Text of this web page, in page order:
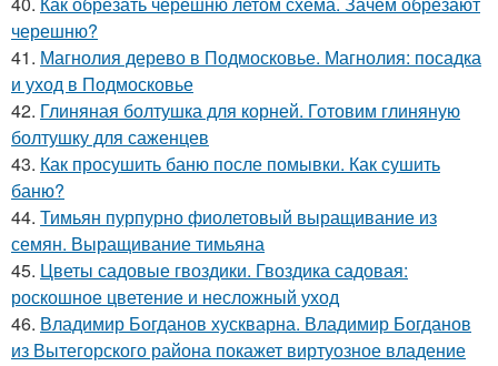
черешню?
41. Магнолия дерево в Подмосковье. Магнолия: посадка
и уход в Подмосковье
42. Глиняная болтушка для корней. Готовим глиняную
болтушку для саженцев
43. Как просушить баню после помывки. Как сушить
баню?
44. Тимьян пурпурно фиолетовый выращивание из
семян. Выращивание тимьяна
45. Цветы садовые гвоздики. Гвоздика садовая:
роскошное цветение и несложный уход
46. Владимир Богданов хускварна. Владимир Богданов
из Вытегорского района покажет виртуозное владение